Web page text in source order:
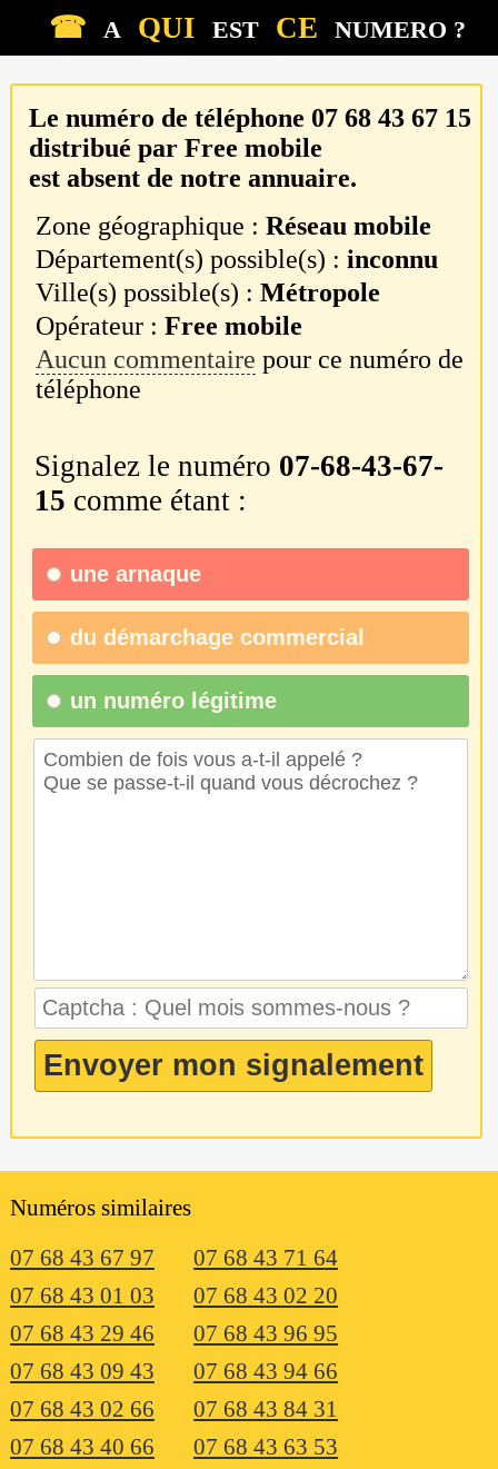
☎ A QUI EST CE NUMERO ?
Le numéro de téléphone 07 68 43 67 15
distribué par Free mobile
est absent de notre annuaire.
Zone géographique :Réseau mobile
Département(s) possible(s) :inconnu
Ville(s) possible(s) :Métropole
Opérateur :Free mobile
Aucun commentaire pour ce numéro de
téléphone
Signalez le numéro 07-68-43-67-
15 comme étant :
une arnaque
du démarchage commercial
un numéro légitime
Numéros similaires
07 68 43 67 97
07 68 43 71 64
07 68 43 01 03
07 68 43 02 20
07 68 43 29 46
07 68 43 96 95
07 68 43 09 43
07 68 43 94 66
07 68 43 02 66
07 68 43 84 31
07 68 43 40 66
07 68 43 63 53